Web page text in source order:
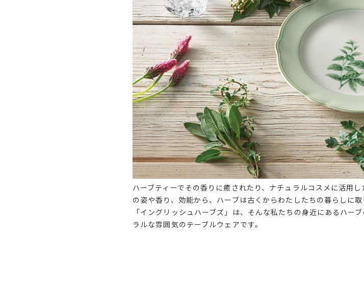
ハーブティーでその香りに癒されたり、ナチュラルコスメに活用
の姿や香り、効能から、ハーブは古くからわたしたちの暮らしに取
「イングリッシュハーブズ」は、そんな私たちの身近にあるハー
ラルな雰囲気のテーブルウェアです。